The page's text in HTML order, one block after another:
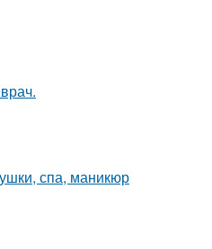
спа, маникюр